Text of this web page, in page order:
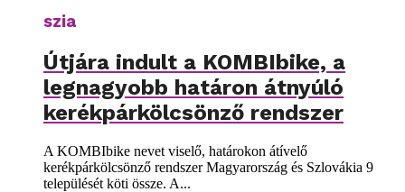
szia
Útjára indult a KOMBIbike, a
legnagyobb határon átnyúló
kerékpárkölcsönző rendszer
A KOMBIbike nevet viselő, határokon átívelő
kerékpárkölcsönző rendszer Magyarország és Szlovákia 9
települését köti össze. A...